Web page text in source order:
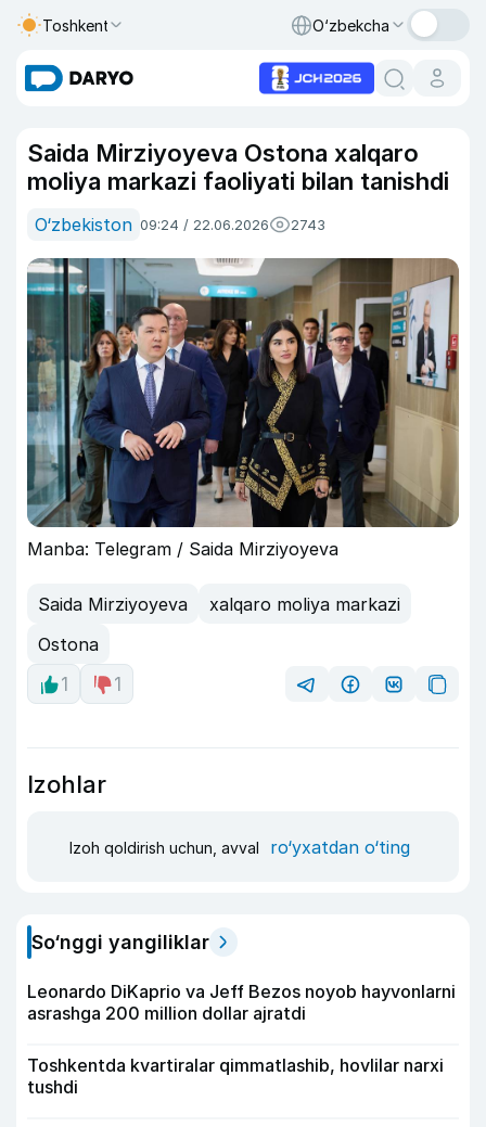
Toshkent O‘zbekcha
Saida Mirziyoyeva Ostona xalqaro
moliya markazi faoliyati bilan tanishdi
O‘zbekiston 09:24 / 22.06.2026 2743
Manba: Telegram / Saida Mirziyoyeva
Saida Mirziyoyeva
xalqaro moliya markazi
Ostona
1
1
Izohlar
Izoh qoldirish uchun, avval ro‘yxatdan o‘ting
So‘nggi yangiliklar
Leonardo DiKaprio va Jeff Bezos noyob hayvonlarni
asrashga 200 million dollar ajratdi
Toshkentda kvartiralar qimmatlashib, hovlilar narxi
tushdi